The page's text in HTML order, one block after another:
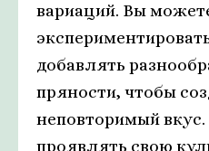
вариаций. Вы
добавлять
пряности, чтобы
неповторимый вкус.
проявлять свою